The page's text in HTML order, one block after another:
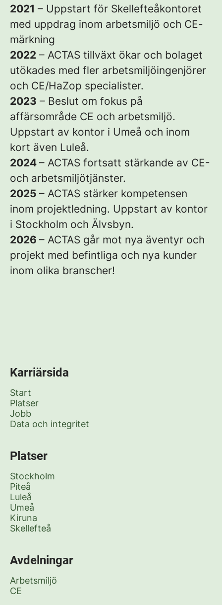
2021 – Uppstart för Skellefteåkontoret
med uppdrag inom arbetsmiljö och CE-
märkning
2022 – ACTAS tillväxt ökar och bolaget
utökades med fler arbetsmiljöingenjörer
och CE/HaZop specialister.
2023 – Beslut om fokus på
affärsområde CE och arbetsmiljö.
Uppstart av kontor i Umeå och inom
kort även Luleå.
2024 – ACTAS fortsatt stärkande av CE-
och arbetsmiljötjänster.
2025 – ACTAS stärker kompetensen
inom projektledning. Uppstart av kontor
i Stockholm och Älvsbyn.
2026 – ACTAS går mot nya äventyr och
projekt med befintliga och nya kunder
inom olika branscher!
Karriärsida
Start
Platser
Jobb
Data och integritet
Platser
Stockholm
Piteå
Luleå
Umeå
Kiruna
Skellefteå
Avdelningar
Arbetsmiljö
CE